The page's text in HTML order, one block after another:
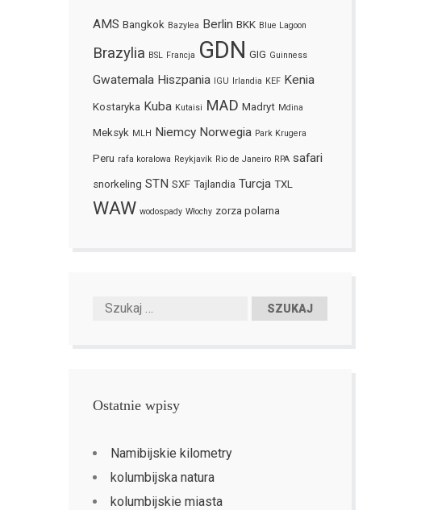
AMS Bangkok Bazylea Berlin BKK Blue Lagoon
Brazylia BSL Francja GDN GIG Guinness
Gwatemala Hiszpania IGU Irlandia KEF Kenia
Kostaryka Kuba Kutaisi MAD Madryt Mdina
Meksyk MLH Niemcy Norwegia Park Krugera
Peru rafa koralowa Reykjavík Rio de Janeiro RPA safari
snorkeling STN SXF Tajlandia Turcja TXL
WAW wodospady Włochy zorza polarna
Ostatnie wpisy
Namibijskie kilometry
kolumbijska natura
kolumbijskie miasta